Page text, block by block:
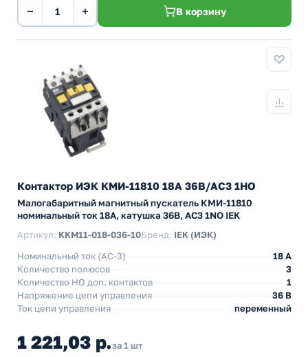
− + В корзину
Контактор ИЭК КМИ-11810 18А 36В/АС3 1НО
Малогабаритный магнитный пускатель КМИ-11810
номинальный ток 18А, катушка 36В, АС3 1NO IEK
Артикул: KKM11-018-036-10Бренд: IEK (ИЭК)
Номинальный ток (АС-3)
18 A
Количество полюсов
3
Количество НO доп. контактов
1
Напряжение цепи управления
36 В
Ток цепи управления
переменный
1 221,03 р.за 1 шт